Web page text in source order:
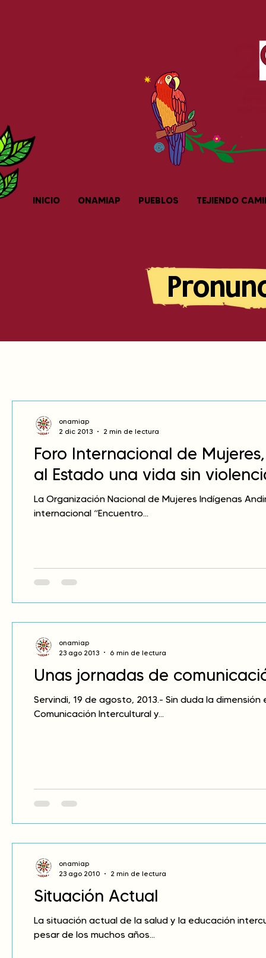
INICIO ONAMIAP PUEBLOS TEJIENDO
Foro Internacional de
al Estado una vida sin
La Organización Nacional de Mujeres Indígenas
internacional “Encuentro...
onamiap
2 dic 2013
2 min de lectura
Unas jornadas de
Servindi, 19 de agosto, 2013.- Sin duda la
Comunicación Intercultural y...
onamiap
23 ago 2013
6 min de lectura
Situación Actual
La situación actual de la salud y la educación
pesar de los muchos años...
onamiap
23 ago 2010
2 min de lectura